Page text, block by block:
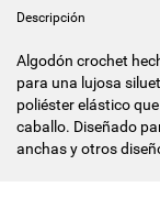
Descripción
Algodón crochet
para una lujosa
poliéster elástico
caballo. Diseñado
anchas y otros